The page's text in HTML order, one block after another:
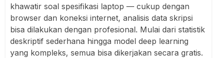
khawatir soal spesifikasi laptop — cukup dengan
browser dan koneksi internet, analisis data skripsi
bisa dilakukan dengan profesional. Mulai dari statistik
deskriptif sederhana hingga model deep learning
yang kompleks, semua bisa dikerjakan secara gratis.